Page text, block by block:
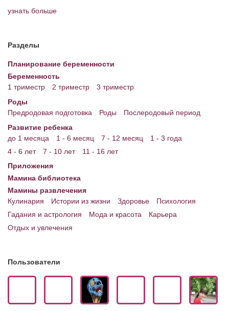
узнать больше
Разделы
Планирование беременности
Беременность
1 триместр
2 триместр
3 триместр
Роды
Предродовая подготовка
Роды
Послеродовый период
Развитие ребенка
до 1 месяца
1 - 6 месяц 7 - 12 месяц
1 - 3 года
4 - 6 лет
7 - 10 лет
11 - 16 лет
Приложения
Мамина библиотека
Мамины развлечения
Кулинария
Истории из жизни Здоровье
Психология
Гадания и астрология
Мода и красота
Карьера
Отдых и увлечения
Пользователи